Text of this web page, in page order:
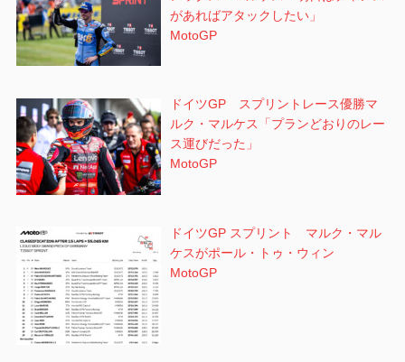
があればアタックしたい」
MotoGP
ドイツGP スプリントレース優勝マ
ルク・マルケス「プランどおりのレー
ス運びだった」
MotoGP
ドイツGP スプリント マルク・マル
ケスがポール・トゥ・ウィン
MotoGP